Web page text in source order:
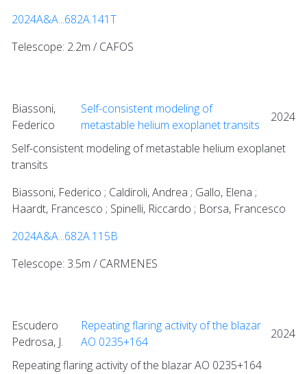
2024A&A...682A.141T
Telescope: 2.2m / CAFOS
Biassoni,
Federico
Self-consistent modeling of
metastable helium exoplanet transits
2024
Self-consistent modeling of metastable helium exoplanet
transits
Biassoni, Federico ; Caldiroli, Andrea ; Gallo, Elena ;
Haardt, Francesco ; Spinelli, Riccardo ; Borsa, Francesco
2024A&A...682A.115B
Telescope: 3.5m / CARMENES
Escudero
Pedrosa, J.
Repeating flaring activity of the blazar
AO 0235+164
2024
Repeating flaring activity of the blazar AO 0235+164